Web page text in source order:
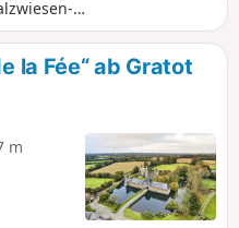
und
la Fée“ ab Gratot
m